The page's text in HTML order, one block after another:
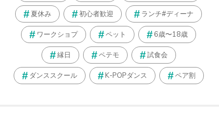
夏休み 初心者歓迎 ランチ#ディーナ
ワークショプ ペット 6歳〜18歳
縁日 ペテモ 試食会
ダンススクール K-POPダンス ペア割